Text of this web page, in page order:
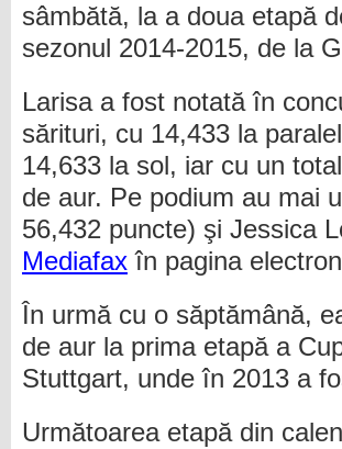
sâmbătă, la a doua etapă
sezonul 2014-2015, de la
Larisa a fost notată în
sărituri, cu 14,433 la
14,633 la sol, iar cu un
de aur. Pe podium au mai
56,432 puncte) şi Jessica
Mediafax în pagina
În urmă cu o săptămână,
de aur la prima etapă a
Stuttgart, unde în 2013 a
Următoarea etapă din